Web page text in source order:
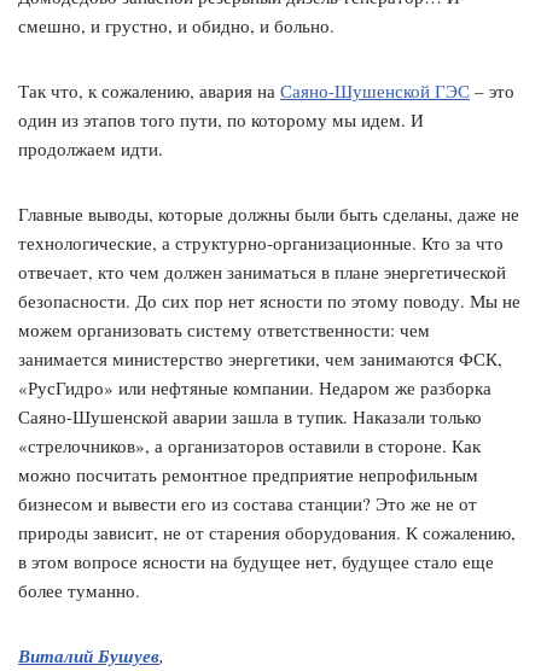
смешно, и грустно, и обидно, и больно.
Так что, к сожалению, авария на Саяно-Шушенской ГЭС – это
один из этапов того пути, по которому мы идем. И
продолжаем идти.
Главные выводы, которые должны были быть сделаны, даже не
технологические, а структурно-организационные. Кто за что
отвечает, кто чем должен заниматься в плане энергетической
безопасности. До сих пор нет ясности по этому поводу. Мы не
можем организовать систему ответственности: чем
занимается министерство энергетики, чем занимаются ФСК,
«РусГидро» или нефтяные компании. Недаром же разборка
Саяно-Шушенской аварии зашла в тупик. Наказали только
«стрелочников», а организаторов оставили в стороне. Как
можно посчитать ремонтное предприятие непрофильным
бизнесом и вывести его из состава станции? Это же не от
природы зависит, не от старения оборудования. К сожалению,
в этом вопросе ясности на будущее нет, будущее стало еще
более туманно.
Виталий Бушуев,